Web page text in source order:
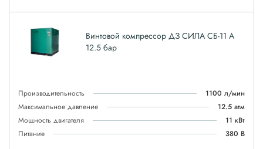
Винтовой компрессор ДЗ СИЛА СБ-11 А
12.5 бар
Производительность
1100 л/мин
Максимальное давление
12.5 атм
Мощность двигателя
11 кВт
Питание
380 В